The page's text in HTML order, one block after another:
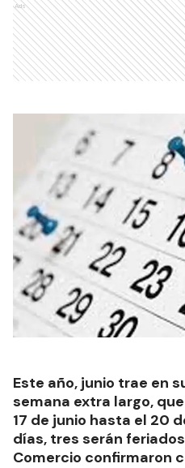
Ads
Este año, junio trae en
semana extra largo,
17 de junio hasta el 20
días, tres serán
Comercio confirmaron